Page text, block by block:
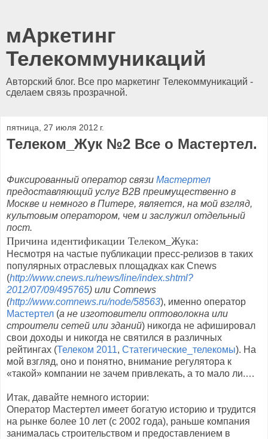
мАркетинг
Телекоммуникаций
Авторский блог. Все про маркетинг Телекоммуникаций -
сделаем связь прозрачной.
пятница, 27 июля 2012 г.
Телеком_Жук №2 Все о Мастертел.
Фиксированный оператор связи Мастертел
предоставляющий услуг В2В преимущественно в
Москве и немного в Питере, является, на мой взгляд,
культовым оператором, чем и заслужил отдельный
пост.
Причина идентификации Телеком_Жука:
Несмотря на частые публикации пресс-релизов в таких
популярных отраслевых площадках как Cnews
(http://www.cnews.ru/news/line/index.shtml?
2012/07/09/495765) или Comnews
(http://www.comnews.ru/node/58563), именно оператор
Мастертел (а не изготовители оптоволокна или
строители сетей или зданий) никогда не афишировал
свои доходы и никогда не святился в различных
рейтингах (Телеком 2011, Статегические_телекомы). На
мой взгляд, оно и понятно, внимание регулятора к
«такой» компании не зачем привлекать, а то мало ли.…
Итак, давайте немного истории:
Оператор Мастертел имеет богатую историю и трудится
на рынке более 10 лет (с 2002 года), раньше компания
занималась строительством и предоставлением в